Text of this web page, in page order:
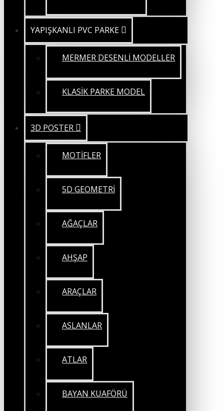
YAPIŞKANLI PVC PARKE
MERMER DESENLİ MODELLER
KLASİK PARKE MODEL
3D POSTER
MOTİFLER
5D GEOMETRİ
AĞAÇLAR
AHŞAP
ARAÇLAR
ASLANLAR
ATLAR
BAYAN KUAFÖRÜ